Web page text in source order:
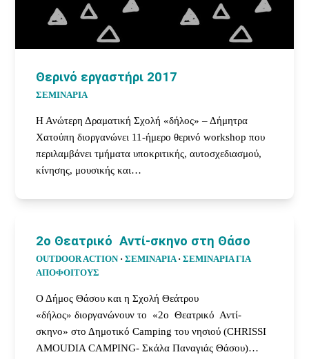
Θερινό εργαστήρι 2017
ΣΕΜΙΝΑΡΙΑ
Η Ανώτερη Δραματική Σχολή «δήλος» – Δήμητρα
Χατούπη διοργανώνει 11-ήμερο θερινό workshop που
περιλαμβάνει τμήματα υποκριτικής, αυτοσχεδιασμού,
κίνησης, μουσικής και…
2ο Θεατρικό Αντί-σκηνο στη Θάσο
OUTDOOR ACTION·ΣΕΜΙΝΑΡΙΑ·ΣΕΜΙΝΆΡΙΑ ΓΙΑ
ΑΠΟΦΟΊΤΟΥΣ
Ο Δήμος Θάσου και η Σχολή Θεάτρου
«δήλος» διοργανώνουν το «2ο Θεατρικό Αντί-
σκηνο» στο Δημοτικό Camping του νησιού (CHRISSI
AMOUDIA CAMPING- Σκάλα Παναγιάς Θάσου)…